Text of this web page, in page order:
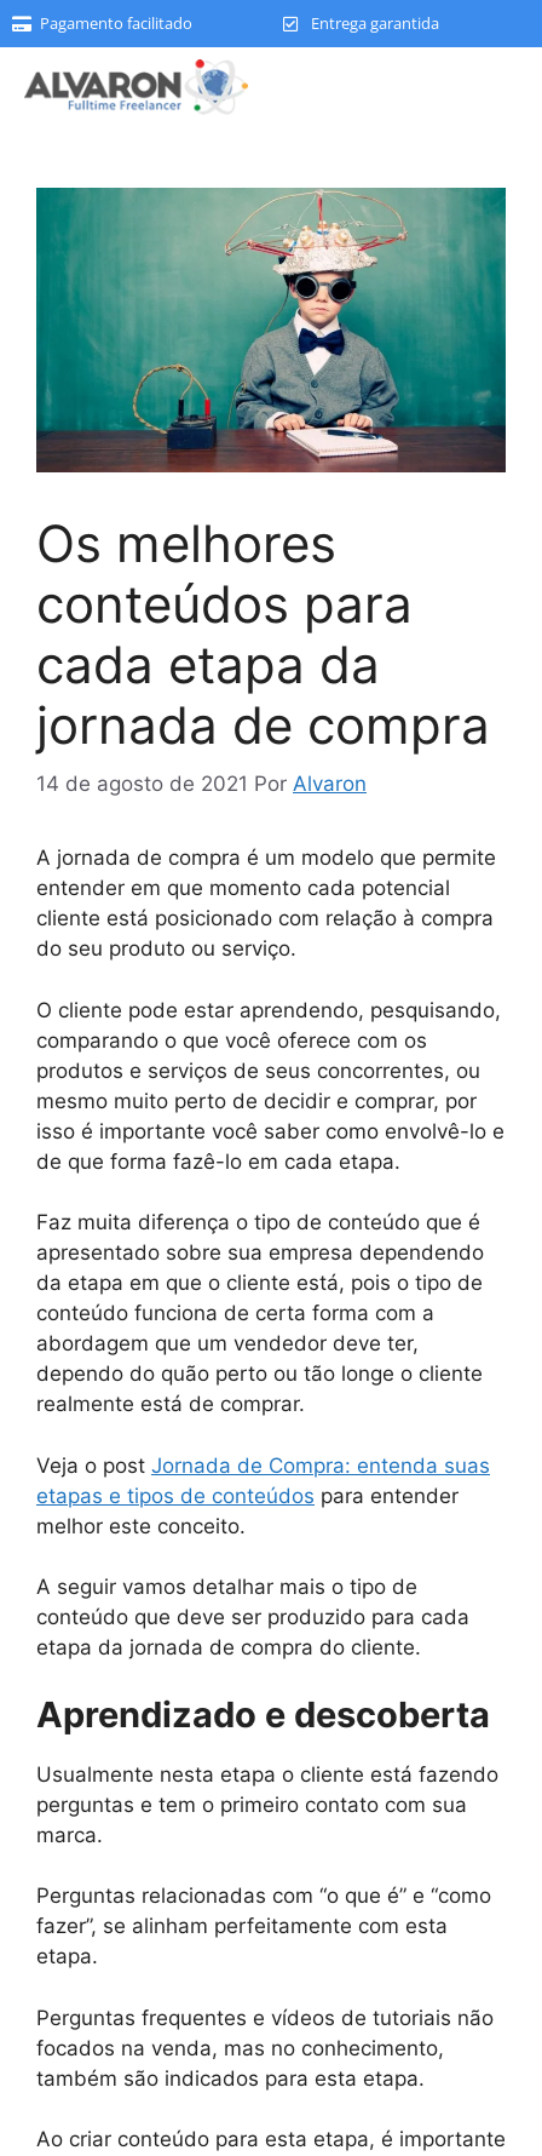
Pagamento facilitado Entrega garantida
Os melhores
conteúdos para
cada etapa da
jornada de compra
14 de agosto de 2021 Por Alvaron
A jornada de compra é um modelo que permite
entender em que momento cada potencial
cliente está posicionado com relação à compra
do seu produto ou serviço.
O cliente pode estar aprendendo, pesquisando,
comparando o que você oferece com os
produtos e serviços de seus concorrentes, ou
mesmo muito perto de decidir e comprar, por
isso é importante você saber como envolvê-lo e
de que forma fazê-lo em cada etapa.
Faz muita diferença o tipo de conteúdo que é
apresentado sobre sua empresa dependendo
da etapa em que o cliente está, pois o tipo de
conteúdo funciona de certa forma com a
abordagem que um vendedor deve ter,
dependo do quão perto ou tão longe o cliente
realmente está de comprar.
Veja o post Jornada de Compra: entenda suas
etapas e tipos de conteúdos para entender
melhor este conceito.
A seguir vamos detalhar mais o tipo de
conteúdo que deve ser produzido para cada
etapa da jornada de compra do cliente.
Aprendizado e descoberta
Usualmente nesta etapa o cliente está fazendo
perguntas e tem o primeiro contato com sua
marca.
Perguntas relacionadas com “o que é” e “como
fazer”, se alinham perfeitamente com esta
etapa.
Perguntas frequentes e vídeos de tutoriais não
focados na venda, mas no conhecimento,
também são indicados para esta etapa.
Ao criar conteúdo para esta etapa, é importante